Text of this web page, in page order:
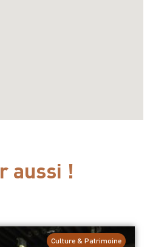
aussi !
Culture & Patrimoine